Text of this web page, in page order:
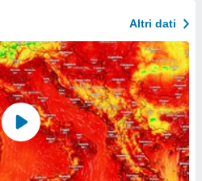
Altri dati